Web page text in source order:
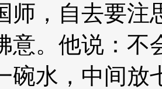
师，自去要注
意。他说：不
碗水，中间放